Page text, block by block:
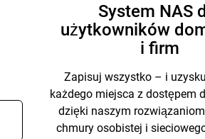
System NAS
użytkowników
i firm
Zapisuj wszystko – i
każdego miejsca z dostępem
dzięki naszym
chmury osobistej i